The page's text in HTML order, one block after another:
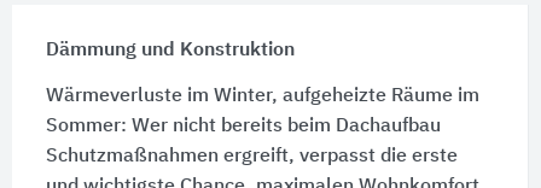
Dämmung und Konstruktion
Wärmeverluste im Winter, aufgeheizte Räume im
Sommer: Wer nicht bereits beim Dachaufbau
Schutz­maß­nahmen ergreift, verpasst die erste